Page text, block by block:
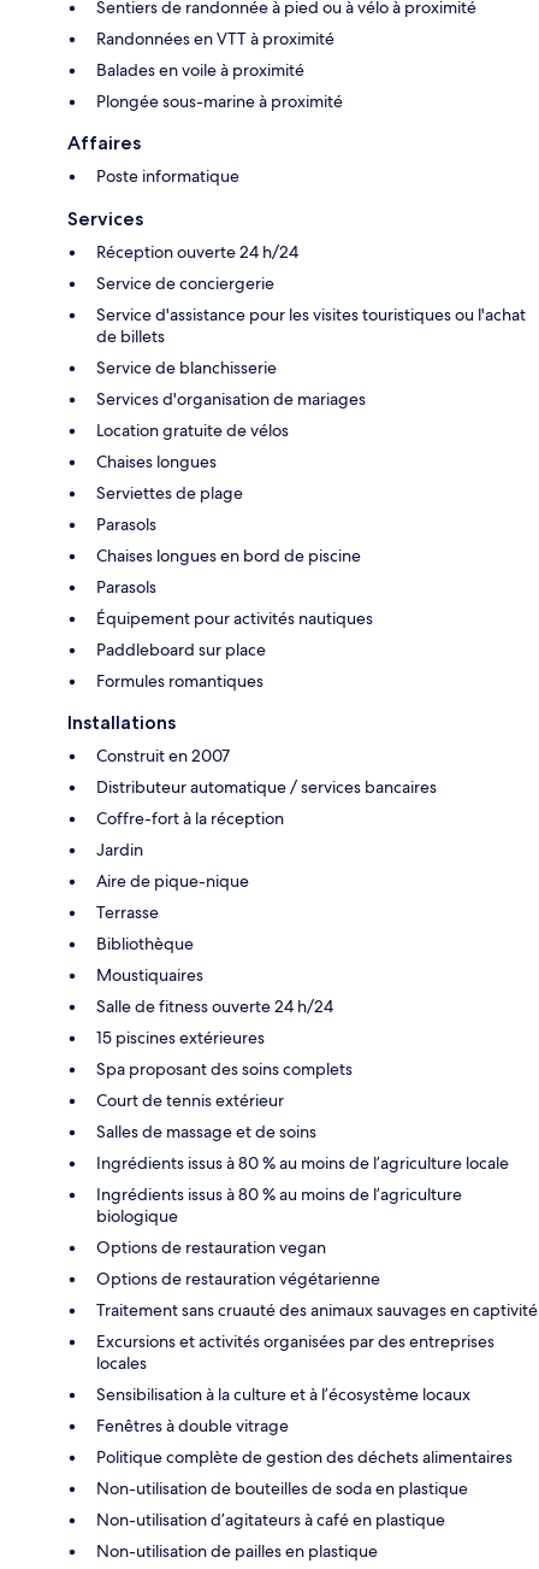
Sentiers de randonnée à pied ou à vélo à proximité
Randonnées en VTT à proximité
Balades en voile à proximité
Plongée sous-marine à proximité
Affaires
Poste informatique
Services
Réception ouverte 24 h/24
Service de conciergerie
Service d'assistance pour les visites touristiques ou l'achat
de billets
Service de blanchisserie
Services d'organisation de mariages
Location gratuite de vélos
Chaises longues
Serviettes de plage
Parasols
Chaises longues en bord de piscine
Parasols
Équipement pour activités nautiques
Paddleboard sur place
Formules romantiques
Installations
Construit en 2007
Distributeur automatique / services bancaires
Coffre-fort à la réception
Jardin
Aire de pique-nique
Terrasse
Bibliothèque
Moustiquaires
Salle de fitness ouverte 24 h/24
15 piscines extérieures
Spa proposant des soins complets
Court de tennis extérieur
Salles de massage et de soins
Ingrédients issus à 80 % au moins de l’agriculture locale
Ingrédients issus à 80 % au moins de l’agriculture
biologique
Options de restauration vegan
Options de restauration végétarienne
Traitement sans cruauté des animaux sauvages en captivité
Excursions et activités organisées par des entreprises
locales
Sensibilisation à la culture et à l’écosystème locaux
Fenêtres à double vitrage
Politique complète de gestion des déchets alimentaires
Non-utilisation de bouteilles de soda en plastique
Non-utilisation d’agitateurs à café en plastique
Non-utilisation de pailles en plastique